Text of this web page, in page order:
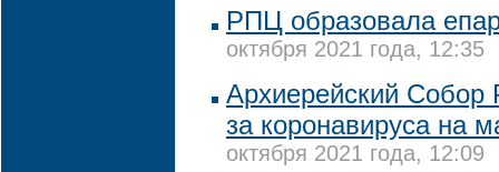
РПЦ образовала
октября 2021 года, 12:35
Архиерейский
за коронавируса на
октября 2021 года, 12:09